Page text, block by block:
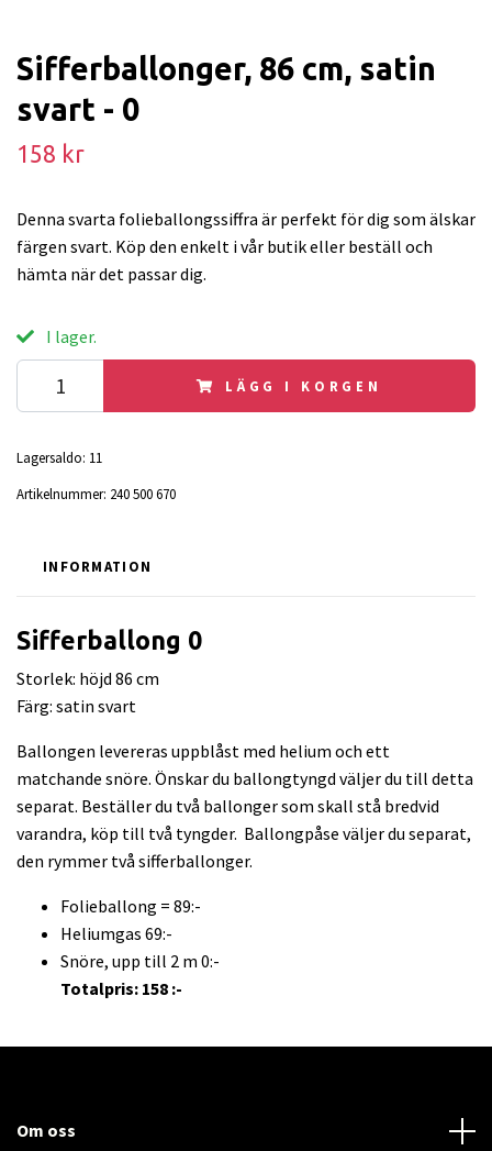
Sifferballonger, 86 cm, satin
svart - 0
158 kr
Denna svarta folieballongssiffra är perfekt för dig som älskar
färgen svart. Köp den enkelt i vår butik eller beställ och
hämta när det passar dig.
I lager.
LÄGG I KORGEN
Lagersaldo: 11
Artikelnummer: 240 500 670
INFORMATION
Sifferballong 0
Storlek: höjd 86 cm
Färg: satin svart
Ballongen levereras uppblåst med helium och ett
matchande snöre. Önskar du ballongtyngd väljer du till detta
separat. Beställer du två ballonger som skall stå bredvid
varandra, köp till två tyngder. Ballongpåse väljer du separat,
den rymmer två sifferballonger.
Folieballong = 89:-
Heliumgas 69:-
Snöre, upp till 2 m 0:-
Totalpris: 158 :-
Om oss